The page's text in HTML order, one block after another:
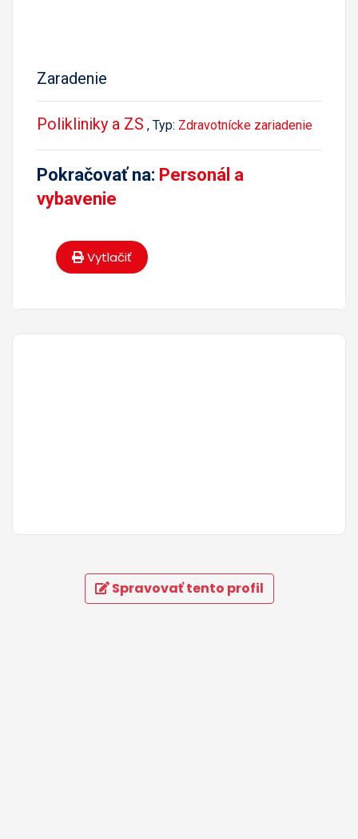
Zaradenie
Polikliniky a ZS , Typ: Zdravotnícke zariadenie
Pokračovať na: Personál a
vybavenie
Vytlačiť
Spravovať tento profil